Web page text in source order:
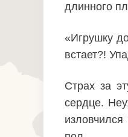
длинного
«Игрушку
встает?!
Страх за
сердце.